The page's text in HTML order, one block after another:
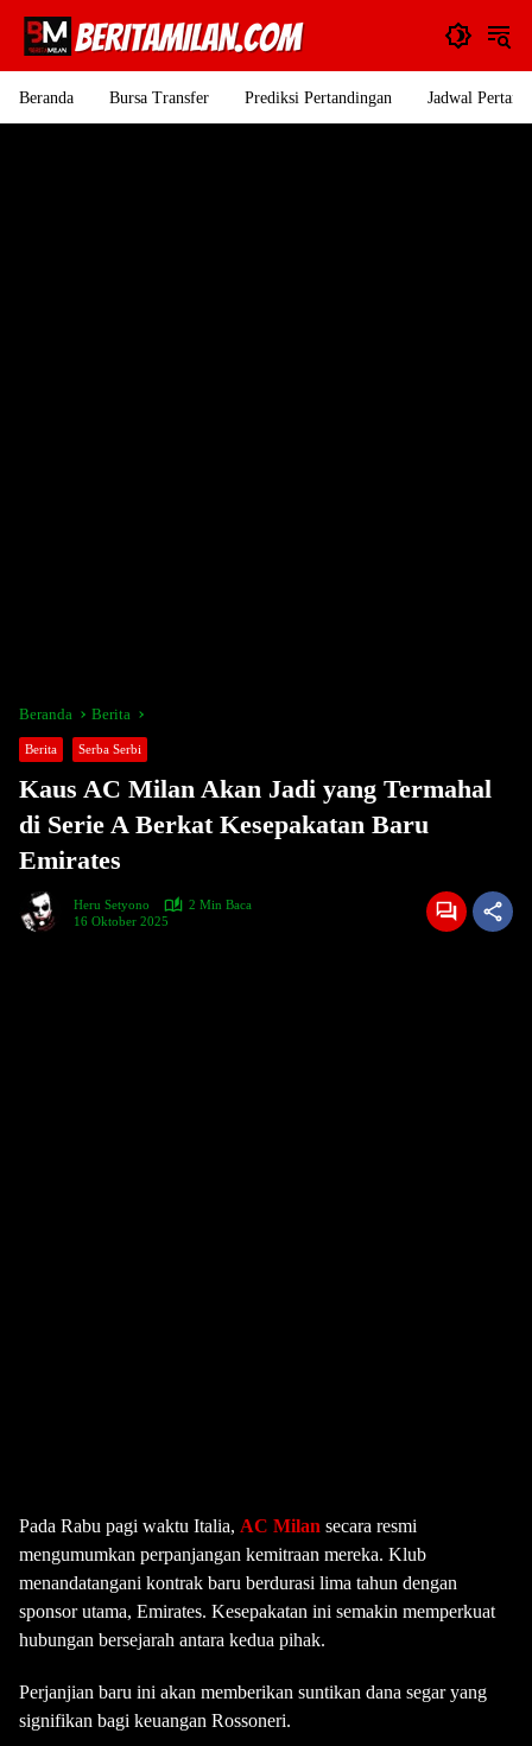
konten
Beranda Bursa Transfer Prediksi Pertandingan Jadwal
Beranda Berita
Berita Serba Serbi
Kaus AC Milan Akan Jadi yang Termahal
di Serie A Berkat Kesepakatan Baru
Emirates
Heru Setyono
2 Min Baca
16 Oktober 2025
Pada Rabu pagi waktu Italia, AC Milan secara resmi
mengumumkan perpanjangan kemitraan mereka. Klub
menandatangani kontrak baru berdurasi lima tahun dengan
sponsor utama, Emirates. Kesepakatan ini semakin memperkuat
hubungan bersejarah antara kedua pihak.
Perjanjian baru ini akan memberikan suntikan dana segar yang
signifikan bagi keuangan Rossoneri.